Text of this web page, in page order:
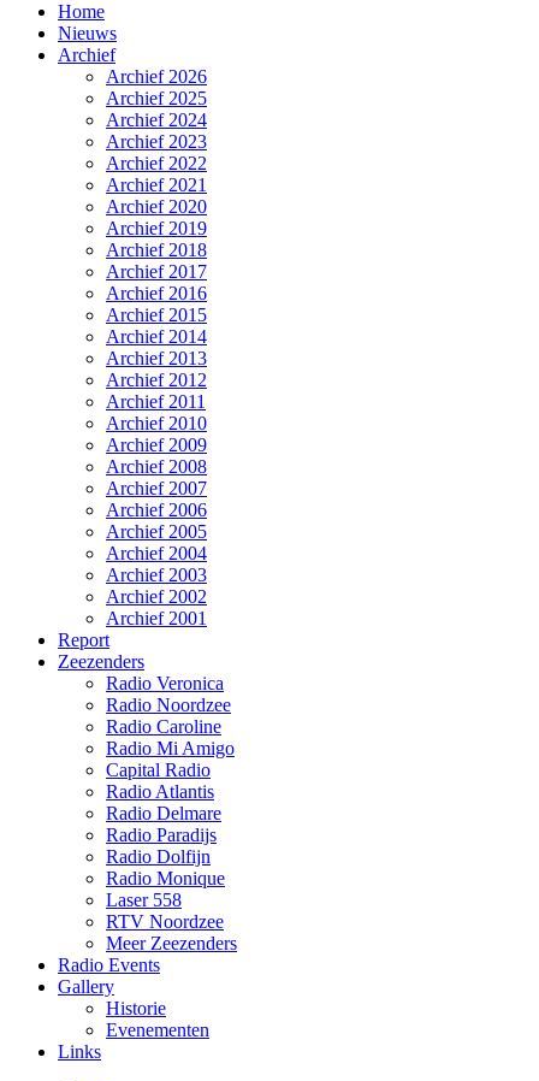
Home
Nieuws
Archief
Archief 2026
Archief 2025
Archief 2024
Archief 2023
Archief 2022
Archief 2021
Archief 2020
Archief 2019
Archief 2018
Archief 2017
Archief 2016
Archief 2015
Archief 2014
Archief 2013
Archief 2012
Archief 2011
Archief 2010
Archief 2009
Archief 2008
Archief 2007
Archief 2006
Archief 2005
Archief 2004
Archief 2003
Archief 2002
Archief 2001
Report
Zeezenders
Radio Veronica
Radio Noordzee
Radio Caroline
Radio Mi Amigo
Capital Radio
Radio Atlantis
Radio Delmare
Radio Paradijs
Radio Dolfijn
Radio Monique
Laser 558
RTV Noordzee
Meer Zeezenders
Radio Events
Gallery
Historie
Evenementen
Links